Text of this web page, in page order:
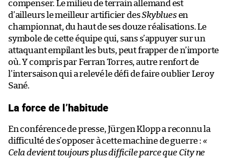
compenser. Le milieu de terrain allemand est
d’ailleurs le meilleur artificier desSkybluesen
championnat, du haut de ses douze réalisations. Le
symbole de cette équipe qui, sans s’appuyer sur un
attaquant empilant les buts, peut frapper de n’importe
où. Y compris par Ferran Torres, autre renfort de
l’intersaison qui a relevé le défi de faire oublier Leroy
Sané.
La force de l’habitude
En conférence de presse, Jürgen Klopp a reconnu la
difficulté de s’opposer à cette machine de guerre : «
Cela devient toujours plus difficile parce que City ne